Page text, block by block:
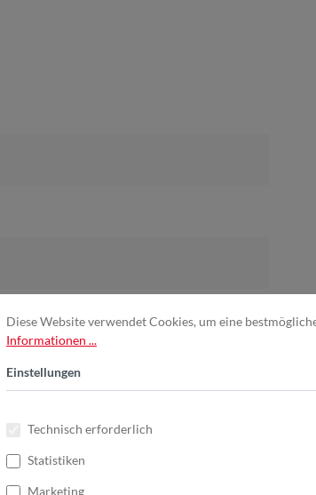
Diese Website verwendet Cookies, um eine
Informationen ...
Einstellungen
Technisch erforderlich
Statistiken
Marketing